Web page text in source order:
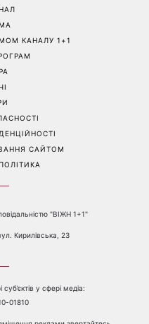
Дженнет покажуть на 1+1
Україна: чим здивує
романтична драма